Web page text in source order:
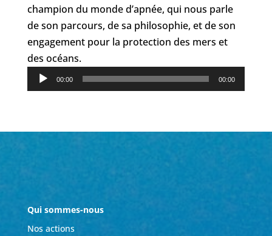
champion du monde d’apnée, qui nous parle
de son parcours, de sa philosophie, et de son
engagement pour la protection des mers et
des océans.
Lecteur
audio
00:00 00:00
Qui sommes-nous
Nos actions